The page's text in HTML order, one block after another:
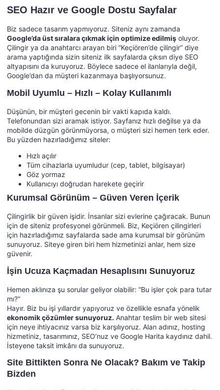
SEO Hazır ve Google Dostu Sayfalar
Biz sadece tasarım yapmıyoruz. Siteniz aynı zamanda
Google’da üst sıralara çıkmak için optimize edilmiş oluyor.
Çilingir ya da anahtarcı arayan biri “Keçiören’de çilingir” diye
arama yaptığında sizin siteniz ilk sayfalarda çıksın diye SEO
altyapısını da kuruyoruz. Böylece sadece el ilanlarıyla değil,
Google’dan da müşteri kazanmaya başlıyorsunuz.
Mobil Uyumlu – Hızlı – Kolay Kullanımlı
Düşünün, bir müşteri gecenin bir vakti kapıda kaldı.
Telefonundan sizi aramak istiyor. Sayfanız hızlı değilse ya da
mobilde düzgün görünmüyorsa, o müşteri sizi hemen terk eder.
Bu yüzden hazırladığımız siteler:
Hızlı açılır
Tüm cihazlarla uyumludur (cep, tablet, bilgisayar)
Göz yormaz
Kullanıcıyı doğrudan harekete geçirir
Kurumsal Görünüm – Güven Veren İçerik
Çilingirlik bir güven işidir. İnsanlar sizi evlerine çağıracak. Bunun
için de siteniz profesyonel görünmeli. Biz, Keçiören çilingirleri
için hazırladığımız sayfalarda sade ama kurumsal bir görünüm
sunuyoruz. Siteye giren biri hem hizmetinizi anlar, hem size
güvenir.
İşin Ucuza Kaçmadan Hesaplısını Sunuyoruz
Hemen aklınıza şu sorular geliyor olabilir: “Bu işler çok para tutar
mı?”
Hayır. Biz bu işi yıllardır yapıyoruz ve özellikle esnafa yönelik
ekonomik çözümler sunuyoruz. Anahtar teslim bir web sitesi
için neye ihtiyacınız varsa biz karşılıyoruz. Alan adınız, hosting
hizmetiniz, tasarımınız, SEO’nuz ve Google Harita kaydınız dahil.
İsteyene taksit imkânı da sunuyoruz.
Site Bittikten Sonra Ne Olacak? Bakım ve Takip
Bizden